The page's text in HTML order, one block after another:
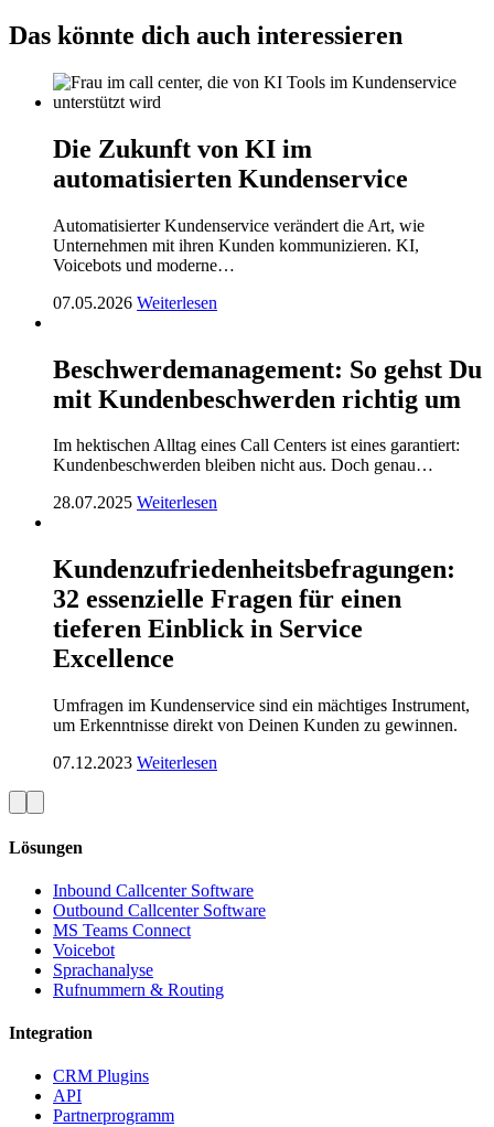
Das könnte dich auch interessieren
Die Zukunft von KI im
automatisierten Kundenservice
Automatisierter Kundenservice verändert die Art, wie
Unternehmen mit ihren Kunden kommunizieren. KI,
Voicebots und moderne…
07.05.2026 Weiterlesen
Beschwerdemanagement: So gehst Du
mit Kundenbeschwerden richtig um
Im hektischen Alltag eines Call Centers ist eines garantiert:
Kundenbeschwerden bleiben nicht aus. Doch genau…
28.07.2025 Weiterlesen
Kundenzufriedenheitsbefragungen:
32 essenzielle Fragen für einen
tieferen Einblick in Service
Excellence
Umfragen im Kundenservice sind ein mächtiges Instrument,
um Erkenntnisse direkt von Deinen Kunden zu gewinnen.
07.12.2023 Weiterlesen
Lösungen
Inbound Callcenter Software
Outbound Callcenter Software
MS Teams Connect
Voicebot
Sprachanalyse
Rufnummern & Routing
Integration
CRM Plugins
API
Partnerprogramm